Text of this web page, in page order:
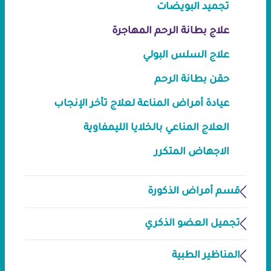
تجميد البويضات
علاج بطانة الرحم المهاجرة
علاج السلس البولي
حقن بطانة الرحم
عيادة أمراض المناعة لعلاج تأخر الإنجاب
العلاج المناعي بالخلايا الليمفاوية
الاجهاض المتكرر
قسم أمراض الذكورة
تجميل العضو الذكري
المناظير الطبية